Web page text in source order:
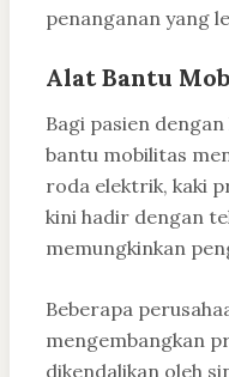
penanganan yang
Alat Bantu
Bagi pasien
bantu mobilitas
roda elektrik, kaki
kini hadir dengan
memungkinkan
Beberapa
mengembangkan
dikendalikan oleh